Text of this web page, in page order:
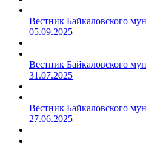
Вестник Байкаловского
05.09.2025
Вестник Байкаловского
31.07.2025
Вестник Байкаловского
27.06.2025